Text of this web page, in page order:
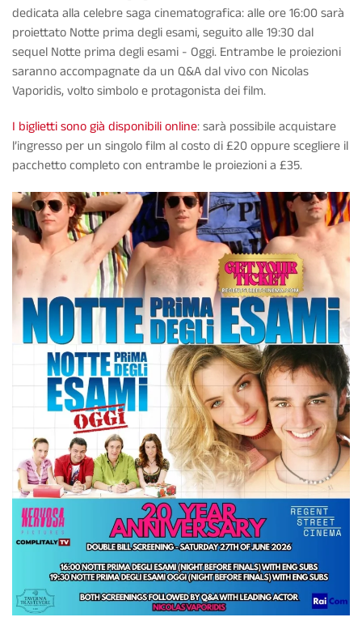
dedicata alla celebre saga cinematografica: alle ore 16:00 sarà
proiettato Notte prima degli esami, seguito alle 19:30 dal
sequel Notte prima degli esami - Oggi. Entrambe le proiezioni
saranno accompagnate da un Q&A dal vivo con Nicolas
Vaporidis, volto simbolo e protagonista dei film.
I biglietti sono già disponibili online: sarà possibile acquistare
l’ingresso per un singolo film al costo di £20 oppure scegliere il
pacchetto completo con entrambe le proiezioni a £35.